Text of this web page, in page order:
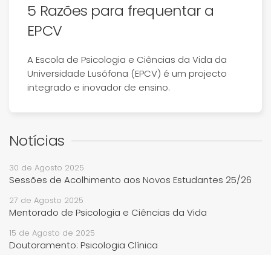
5 Razões para frequentar a
EPCV
A Escola de Psicologia e Ciências da Vida da
Universidade Lusófona (EPCV) é um projecto
integrado e inovador de ensino.
Notícias
30 de Agosto 2025
Sessões de Acolhimento aos Novos Estudantes 25/26
27 de Agosto 2025
Mentorado de Psicologia e Ciências da Vida
15 de Agosto de 2025
Doutoramento: Psicologia Clínica